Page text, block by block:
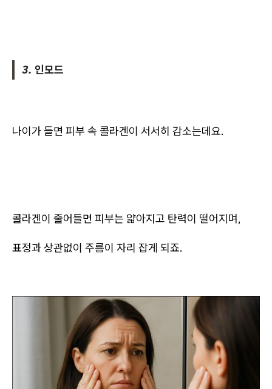
3. 인모드
나이가 들면 피부 속 콜라겐이 서서히 감소는데요.
콜라겐이 줄어들면 피부는 얇아지고 탄력이 떨어지며,
표정과 상관없이 주름이 자리 잡게 되죠.